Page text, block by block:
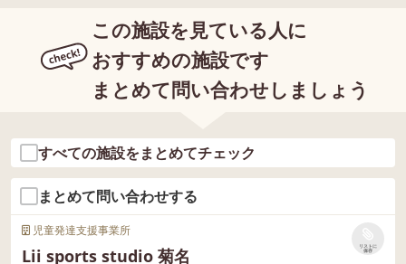
4時程度）。 ★特徴 • 文部科学省の管轄。
• 教育を重視しており、「先生」と呼ばれ
る職員が指導。 3. 保育園（保育所） ★目
的 • お子さまを安全に預かり、保護者が
境を整えることが目的。 • お子さまの基
本的な生活習慣の育成も行う。 ★対象 • 0
歳から就学前のお子さま（特に、保護者
が就労などで保育が必要なご家庭）。 ★
主な内容 • 食事や睡眠、排泄など生活習
慣の指導。 • 遊びを通じた社会性の育
ています。 気になることがあれば、小さ
なことでも気軽に相談してください！ ◆
2026年度ご利用者さま募集！ LITALICOジ
ュニア新横浜教室では、ご利用者さまを
随時募集しており、現在体験指導をおこ
学も随時承っております。 興味のある方
は、お気軽にお問い合わせください。
〈お問い合わせ窓口はこちら〉 0120-974
-763 10:00～17:00（平日）
ガチャだ！」と日数を数えているお子様
もいらっしゃり、みんなガチャガチャを
回すのを楽しみにしてくれています！ い
ろんなシールをご用意しておりますの
新横浜教室では、お子さま・親御さまに
安心して楽しく通っていただけるような
サービスを心掛けています。 ご不明点な
どございましたら、ぜひスタッフまでお
声がけください！ ◆2024年度 ご利用者
さま募集！ LITALICOジュニア新横浜教室
ることを指します。 特に就学後は近くに
先生がいない環境も増えるため、自分か
ら発信ができるように練習をしていく必
要があります🧐 〇どうやって練習する
・１人だと上手にできない ・難しい
からヒントが欲しい など、その時の環境
によって、お子さまの「困る」場面は
様々ですよね。 LITALICOでは、保護者さ
まからあらかじめ伺った内容や、集団で
この施設を見ている人に
おすすめの施設です
まとめて問い合わせしましょう
すべての施設をまとめてチェック
まとめて問い合わせする
児童発達支援事業所
Lii sports studio 菊名
リストに
保存